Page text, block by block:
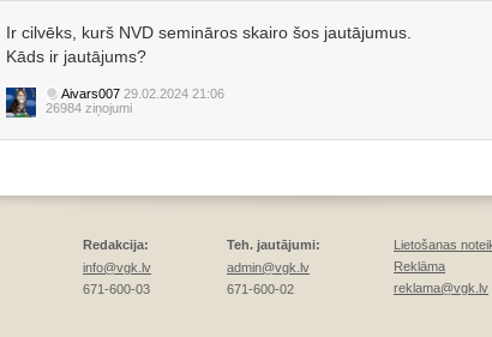
Ir cilvēks, kurš NVD semināros skairo šos jautājumus.
Kāds ir jautājums?
Aivars007 29.02.2024 21:06
26984 ziņojumi
Redakcija:
info@vgk.lv
671-600-03
Teh. jautājumi:
admin@vgk.lv
671-600-02
Lietošanas
Reklāma
reklama@vgk.lv